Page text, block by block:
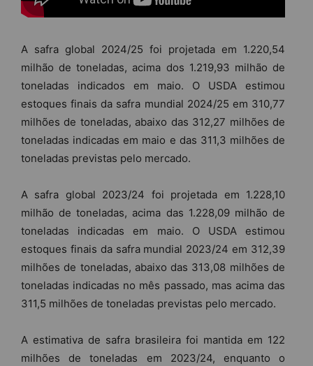
A safra global 2024/25 foi projetada em 1.220,54
milhão de toneladas, acima dos 1.219,93 milhão de
toneladas indicados em maio. O USDA estimou
estoques finais da safra mundial 2024/25 em 310,77
milhões de toneladas, abaixo das 312,27 milhões de
toneladas indicadas em maio e das 311,3 milhões de
toneladas previstas pelo mercado.
A safra global 2023/24 foi projetada em 1.228,10
milhão de toneladas, acima das 1.228,09 milhão de
toneladas indicadas em maio. O USDA estimou
estoques finais da safra mundial 2023/24 em 312,39
milhões de toneladas, abaixo das 313,08 milhões de
toneladas indicadas no mês passado, mas acima das
311,5 milhões de toneladas previstas pelo mercado.
A estimativa de safra brasileira foi mantida em 122
milhões de toneladas em 2023/24, enquanto o